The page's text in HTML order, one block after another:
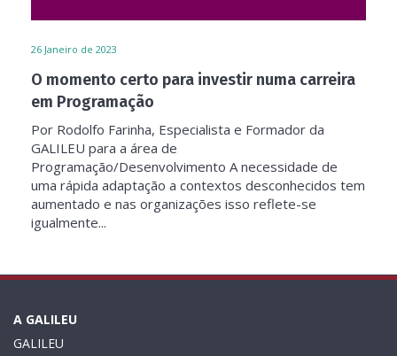
26 Janeiro de 2023
O momento certo para investir numa carreira
em Programação
Por Rodolfo Farinha, Especialista e Formador da
GALILEU para a área de
Programação/Desenvolvimento A necessidade de
uma rápida adaptação a contextos desconhecidos tem
aumentado e nas organizações isso reflete-se
igualmente...
A GALILEU
GALILEU